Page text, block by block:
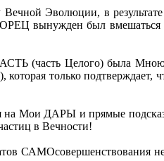
Эволюции, в
вынужден был вмешаться
(часть Целого) была
только
Мои ДАРЫ и прямые
в Вечности!
САМОсовершенствования не